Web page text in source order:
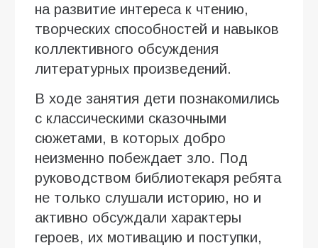
на развитие интереса к чтению,
творческих способностей и навыков
коллективного обсуждения
литературных произведений.
В ходе занятия дети познакомились
с классическими сказочными
сюжетами, в которых добро
неизменно побеждает зло. Под
руководством библиотекаря ребята
не только слушали историю, но и
активно обсуждали характеры
героев, их мотивацию и поступки,